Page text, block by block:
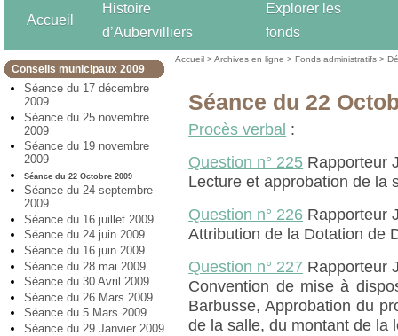
Accueil
Histoire
d’Aubervilliers
Explorer les
fonds
Conseils municipaux 2009
Séance du 17 décembre
2009
Séance du 25 novembre
2009
Séance du 19 novembre
2009
Séance du 22 Octobre 2009
Séance du 24 septembre
2009
Séance du 16 juillet 2009
Séance du 24 juin 2009
Séance du 16 juin 2009
Séance du 28 mai 2009
Séance du 30 Avril 2009
Séance du 26 Mars 2009
Séance du 5 Mars 2009
Séance du 29 Janvier 2009
Accueil >Archives en ligne >Fonds administratifs >
Séance du 22
Procès verbal :
Question n° 225 Rapporteur
Lecture et approbation de la
Question n° 226 Rapporteur
Attribution de la Dotation de
Question n° 227 Rapporteur
Convention de mise à
Barbusse, Approbation du
de la salle, du montant de la